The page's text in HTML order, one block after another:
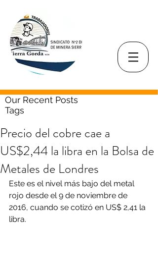
Our Recent Posts
Tags
Precio del cobre cae a
US$2,44 la libra en la Bolsa de
Metales de Londres
Este es el nivel más bajo del metal
rojo desde el 9 de noviembre de
2016, cuando se cotizó en US$ 2,41 la
libra.